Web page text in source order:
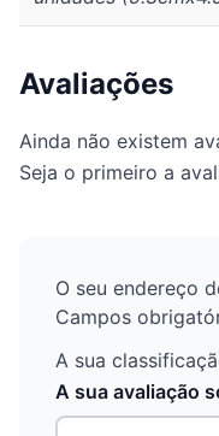
Avaliações
Ainda não existem
Seja o primeiro a
O seu endereço
Campos
A sua
A sua avaliação